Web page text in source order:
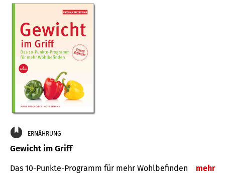
ERNÄHRUNG
Gewicht im Griff
Das 10-Punkte-Programm für mehr Wohlbefinden mehr